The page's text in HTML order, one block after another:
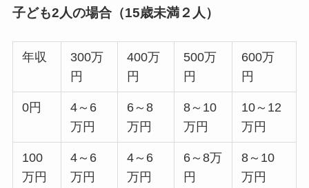
子ども2人の場合（15歳未満２人）
年収
300万
円
400万
円
500万
円
600万
円
0円
4～6
万円
6～8
万円
8～10
万円
10～12
万円
100
万円
4～6
万円
4～6
万円
6～8万
円
8～10
万円